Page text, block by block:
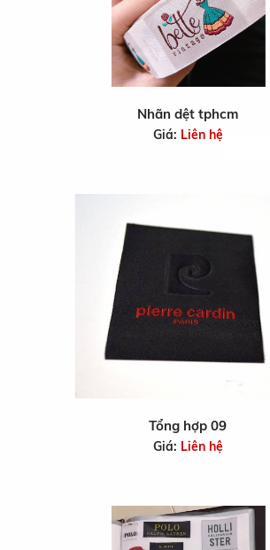
Nhãn dệt tphcm
Giá: Liên hệ
Tổng hợp 09
Giá: Liên hệ